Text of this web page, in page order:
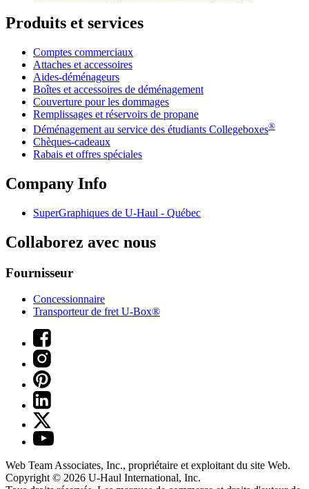
Produits et services
Comptes commerciaux
Attaches et accessoires
Aides-déménageurs
Boîtes et accessoires de déménagement
Couverture pour les dommages
Remplissages et réservoirs de propane
Déménagement au service des étudiants Collegeboxes®
Chèques-cadeaux
Rabais et offres spéciales
Company Info
SuperGraphiques de U-Haul - Québec
Collaborez avec nous
Fournisseur
Concessionnaire
Transporteur de fret U-Box®
Web Team Associates, Inc., propriétaire et exploitant du site Web.
Copyright © 2026 U-Haul International, Inc.